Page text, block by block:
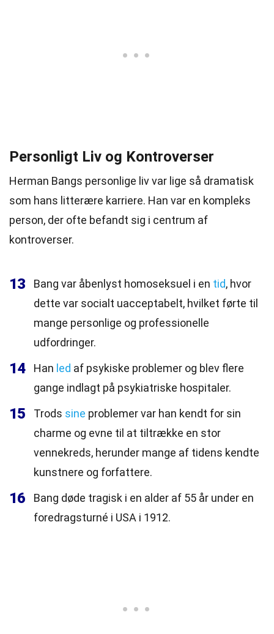
Personligt Liv og Kontroverser
Herman Bangs personlige liv var lige så dramatisk
som hans litterære karriere. Han var en kompleks
person, der ofte befandt sig i centrum af
kontroverser.
13 Bang var åbenlyst homoseksuel i en tid, hvor
dette var socialt uacceptabelt, hvilket førte til
mange personlige og professionelle
udfordringer.
14 Han led af psykiske problemer og blev flere
gange indlagt på psykiatriske hospitaler.
15 Trods sine problemer var han kendt for sin
charme og evne til at tiltrække en stor
vennekreds, herunder mange af tidens kendte
kunstnere og forfattere.
16
Bang døde tragisk i en alder af 55 år under en
foredragsturné i USA i 1912.